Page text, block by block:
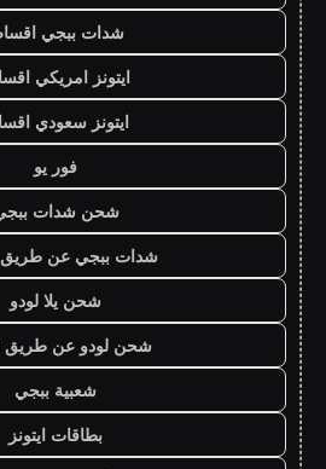
شدات ببجي
ايتونز امريكي
ايتونز سعودي
فور يو
شحن شدات
شدات ببجي عن طريق
شحن يلا لودو
شحن لودو عن طريق
شعبية ببجي
بطاقات ايتونز